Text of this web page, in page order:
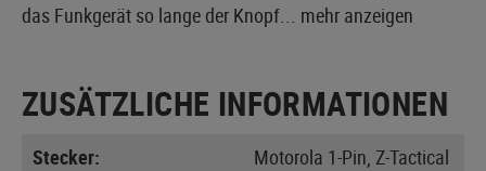
das Funkgerät so lange der Knopf... mehr anzeigen
ZUSÄTZLICHE INFORMATIONEN
Stecker:
Motorola 1-Pin, Z-Tactical